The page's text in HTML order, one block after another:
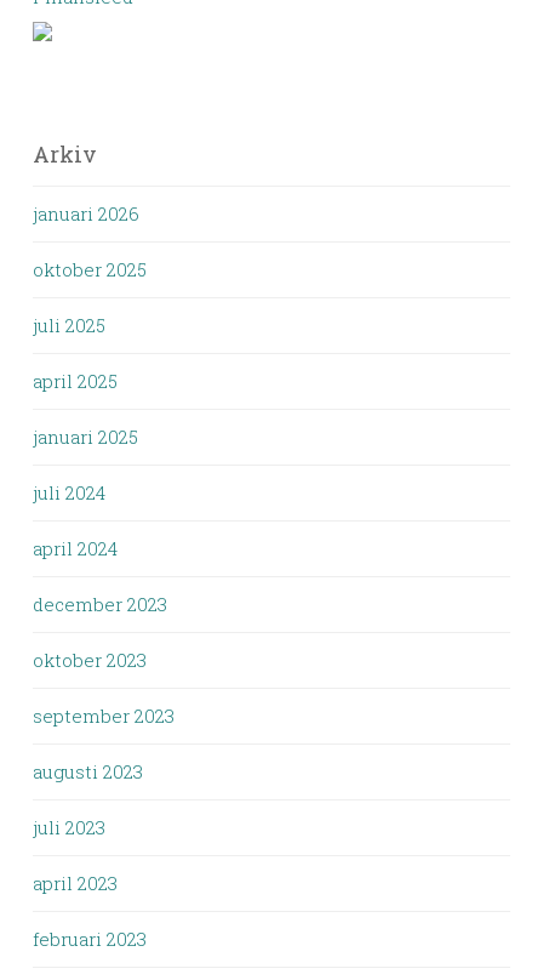
Arkiv
januari 2026
oktober 2025
juli 2025
april 2025
januari 2025
juli 2024
april 2024
december 2023
oktober 2023
september 2023
augusti 2023
juli 2023
april 2023
februari 2023